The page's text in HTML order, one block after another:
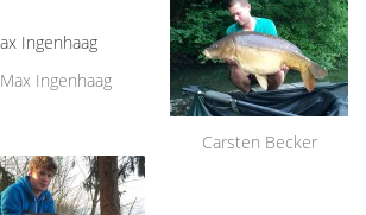
Carsten Becker
Max Ingenhaag